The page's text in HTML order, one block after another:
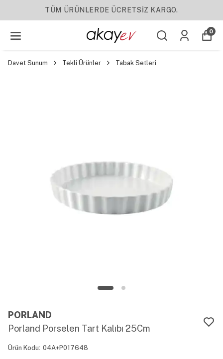
TÜM ÜRÜNLERDE ÜCRETSİZ KARGO.
0
Davet Sunum Tekli Ürünler Tabak Setleri
PORLAND
Porland Porselen Tart Kalıbı 25Cm
Ürün Kodu: 04A+P017648